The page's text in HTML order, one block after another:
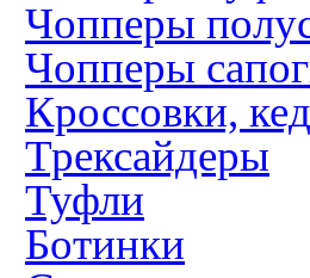
Чопперы
Чопперы
Кроссовки,
Трексайдеры
Туфли
Ботинки